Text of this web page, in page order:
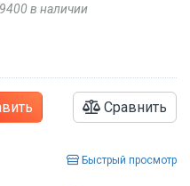
9400 в наличии
Сравнить
Быстрый просмотр